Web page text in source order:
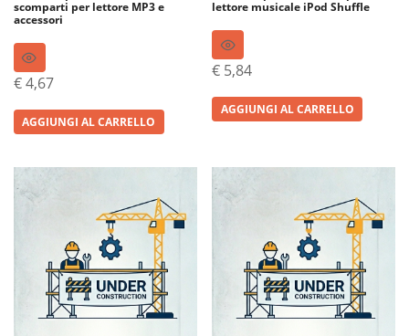
scomparti per lettore MP3 e
accessori
€4,67
AGGIUNGI AL CARRELLO
lettore musicale iPod Shuffle
€ 5,84
AGGIUNGI AL CARRELLO